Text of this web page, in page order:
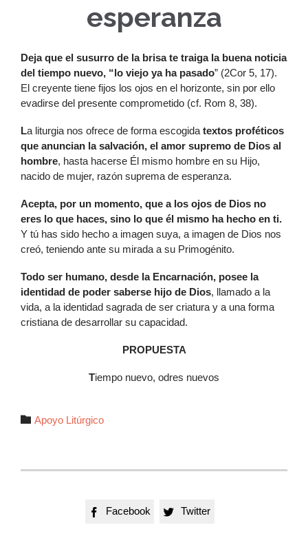
esperanza
Deja que el susurro de la brisa te traiga la buena noticia
del tiempo nuevo, “lo viejo ya ha pasado” (2Cor 5, 17).
El creyente tiene fijos los ojos en el horizonte, sin por ello
evadirse del presente comprometido (cf. Rom 8, 38).
La liturgia nos ofrece de forma escogida textos proféticos
que anuncian la salvación, el amor supremo de Dios al
hombre, hasta hacerse Él mismo hombre en su Hijo,
nacido de mujer, razón suprema de esperanza.
Acepta, por un momento, que a los ojos de Dios no
eres lo que haces, sino lo que él mismo ha hecho en ti.
Y tú has sido hecho a imagen suya, a imagen de Dios nos
creó, teniendo ante su mirada a su Primogénito.
Todo ser humano, desde la Encarnación, posee la
identidad de poder saberse hijo de Dios, llamado a la
vida, a la identidad sagrada de ser criatura y a una forma
cristiana de desarrollar su capacidad.
PROPUESTA
Tiempo nuevo, odres nuevos
 Autor
Apoyo Litúrgico
 Facebook  Twitter